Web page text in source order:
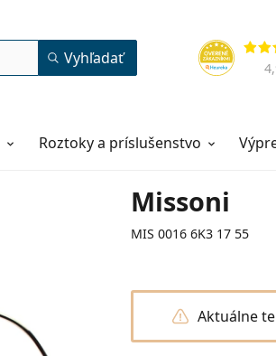
Hodnotenia
Vyhľadať
Roztoky a príslušenstvo
Missoni
MIS 0016 6K3 17 55
Aktuálne